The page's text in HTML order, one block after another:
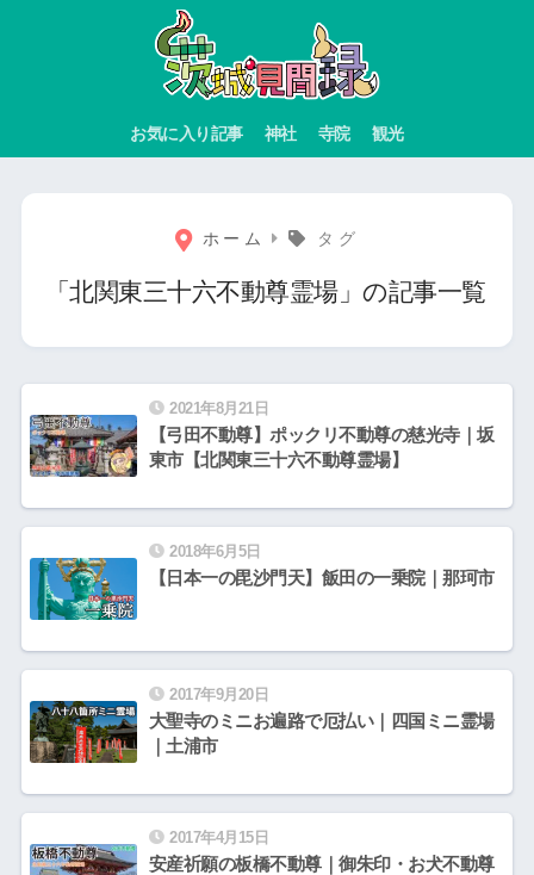
お気に入り記事 神社 寺院 観光
ホーム タグ
「北関東三十六不動尊霊場」の記事一覧
2021年8月21日
【弓田不動尊】ポックリ不動尊の慈光寺｜坂
東市【北関東三十六不動尊霊場】
2018年6月5日
【日本一の毘沙門天】飯田の一乗院｜那珂市
2017年9月20日
大聖寺のミニお遍路で厄払い｜四国ミニ霊場
｜土浦市
2017年4月15日
安産祈願の板橋不動尊｜御朱印・お犬不動尊